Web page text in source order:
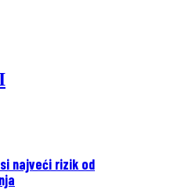
najveći rizik od